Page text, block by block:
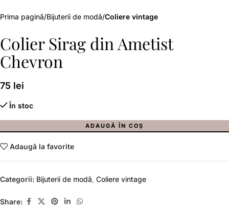
Prima pagină Bijuterii de modă Coliere vintage
Colier Sirag din Ametist
Chevron
75 lei
În stoc
ADAUGĂ ÎN COȘ
Adaugă la favorite
Categorii: Bijuterii de modă Coliere vintage
Share: